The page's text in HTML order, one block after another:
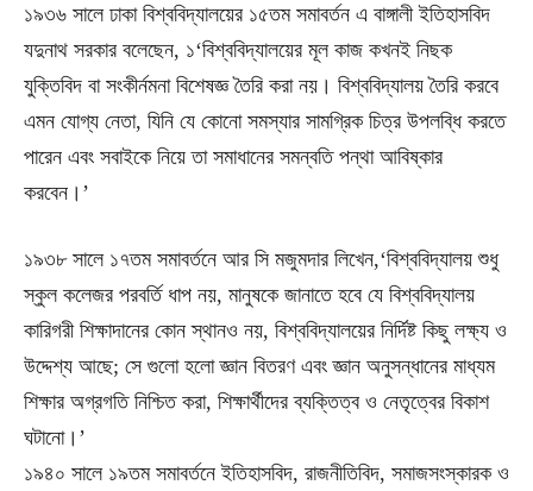
১৯৩৬ সালে ঢাকা বিশ্ববিদ্যালয়ের ১৫তম সমাবর্তন এ বাঙ্গালী ইতিহাসবিদ
যদুনাথ সরকার বলেছেন, ১‘বিশ্ববিদ্যালয়ের মূল কাজ কখনই নিছক
যুক্তিবিদ বা সংকীর্নমনা বিশেষজ্ঞ তৈরি করা নয়। বিশ্ববিদ্যালয় তৈরি করবে
এমন যোগ্য নেতা, যিনি যে কোনো সমস্যার সামগ্রিক চিত্র উপলব্ধি করতে
পারেন এবং সবাইকে নিয়ে তা সমাধানের সমন্বতি পন্থা আবিষ্কার
করবেন।’
১৯৩৮ সালে ১৭তম সমাবর্তনে আর সি মজুমদার লিখেন,‘বিশ্ববিদ্যালয় শুধু
স্কুল কলেজর পরবর্তি ধাপ নয়, মানুষকে জানাতে হবে যে বিশ্ববিদ্যালয়
কারিগরী শিক্ষাদানের কোন স্থানও নয়, বিশ্ববিদ্যালয়ের নির্দিষ্ট কিছু লক্ষ্য ও
উদ্দেশ্য আছে; সে গুলো হলো জ্ঞান বিতরণ এবং জ্ঞান অনুসন্ধানের মাধ্যম
শিক্ষার অগ্রগতি নিশ্চিত করা, শিক্ষার্থীদের ব্যক্তিত্ব ও নেতৃত্বের বিকাশ
ঘটানো।’
১৯৪০ সালে ১৯তম সমাবর্তনে ইতিহাসবিদ, রাজনীতিবিদ, সমাজসংস্কারক ও